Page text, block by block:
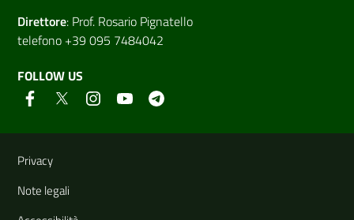
Direttore: Prof. Rosario Pignatello
telefono +39 095 7484042
FOLLOW US
Useful links and information
Privacy
Note legali